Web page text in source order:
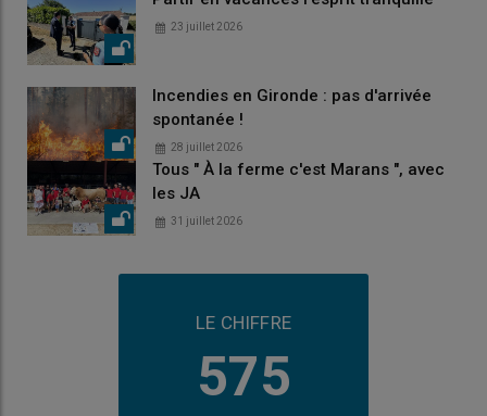
23 juillet 2026
Incendies en Gironde : pas d'arrivée
spontanée !
28 juillet 2026
Tous " À la ferme c'est Marans ", avec
les JA
31 juillet 2026
LE CHIFFRE
575